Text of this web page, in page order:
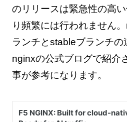
のリリースは緊急性の高
り頻繁には行われません
ランチとstableブランチの
nginxの公式ブログで紹介
事が参考になります。